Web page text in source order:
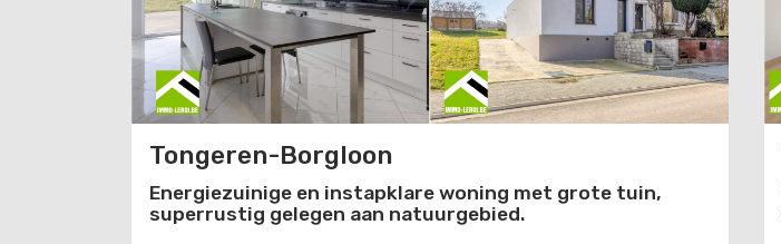
Tongeren-Borgloon
Energiezuinige en instapklare woning met grote tuin,
superrustig gelegen aan natuurgebied.